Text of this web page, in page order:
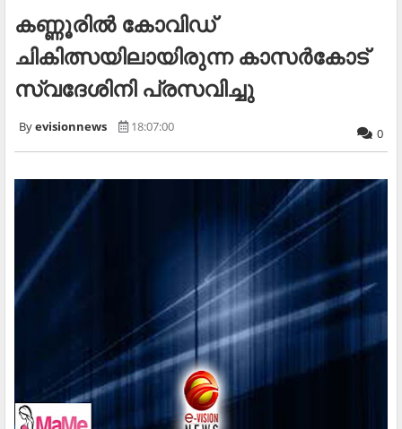
കണ്ണൂരില്‍ കോവിഡ്
ചികിത്സയിലായിരുന്ന കാസര്‍കോട്
സ്വദേശിനി പ്രസവിച്ചു
evisionnews 18:07:00 0